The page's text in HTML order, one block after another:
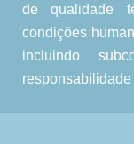
de qualidade
condições
incluindo
responsabilidade